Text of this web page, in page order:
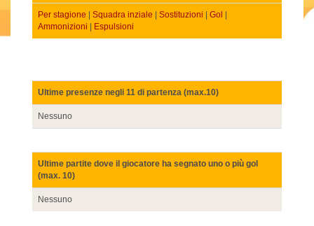
Per stagione Squadra inziale Sostituzioni Gol
Ammonizioni
Espulsioni
Ultime presenze negli 11 di partenza (max.10)
Nessuno
Ultime partite dove il giocatore ha segnato uno o più gol
(max. 10)
Nessuno